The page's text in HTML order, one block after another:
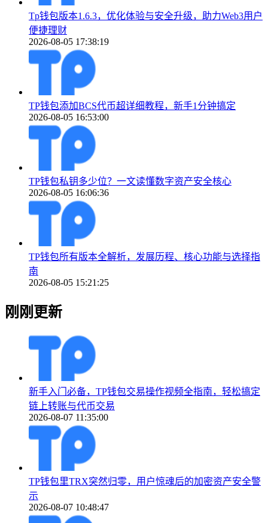
Tp钱包版本1.6.3，优化体验与安全升级，助力Web3用户
便捷理财
2026-08-05 17:38:19
TP钱包添加BCS代币超详细教程，新手1分钟搞定
2026-08-05 16:53:00
TP钱包私钥多少位？一文读懂数字资产安全核心
2026-08-05 16:06:36
TP钱包所有版本全解析，发展历程、核心功能与选择指
南
2026-08-05 15:21:25
刚刚更新
新手入门必备，TP钱包交易操作视频全指南，轻松搞定
链上转账与代币交易
2026-08-07 11:35:00
TP钱包里TRX突然归零，用户惊魂后的加密资产安全警
示
2026-08-07 10:48:47